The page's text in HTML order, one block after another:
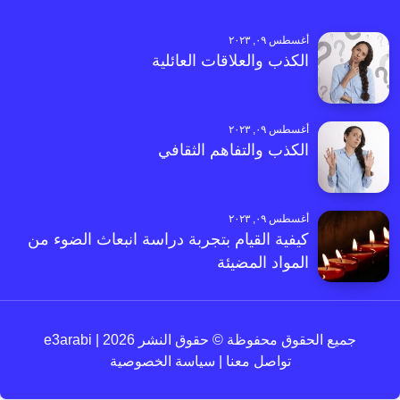
أغسطس ٠٩, ٢٠٢٣
الكذب والعلاقات العائلية
أغسطس ٠٩, ٢٠٢٣
الكذب والتفاهم الثقافي
أغسطس ٠٩, ٢٠٢٣
كيفية القيام بتجربة دراسة انبعاث الضوء من
المواد المضيئة
جميع الحقوق محفوظة © حقوق النشر 2026 | e3arabi
تواصل معنا
سياسة الخصوصية